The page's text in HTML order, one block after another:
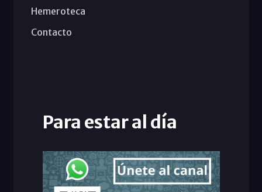
Hemeroteca
Contacto
Para estar al día